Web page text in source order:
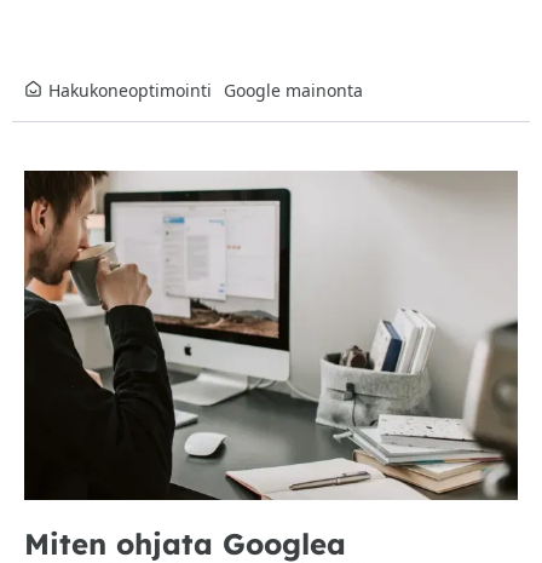
Hakukoneoptimointi Google mainonta
Miten ohjata Googlea